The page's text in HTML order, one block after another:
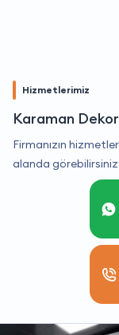
Hizmetlerimiz
Karaman
Firmanızın
alanda